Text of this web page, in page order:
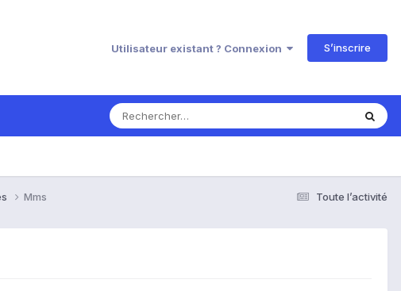
Utilisateur existant ? Connexion S’inscrire
Toute l’activité
Mms